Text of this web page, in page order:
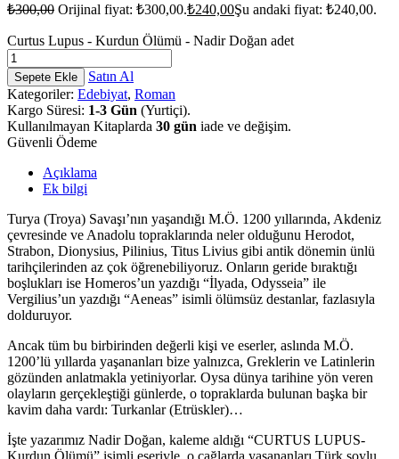
₺300,00 Orijinal fiyat: ₺300,00.₺240,00Şu andaki fiyat: ₺240,00.
Curtus Lupus - Kurdun Ölümü - Nadir Doğan adet
Sepete Ekle
Satın Al
Kategoriler: Edebiyat, Roman
Kargo Süresi: 1-3 Gün (Yurtiçi).
Kullanılmayan Kitaplarda 30 gün iade ve değişim.
Güvenli Ödeme
Açıklama
Ek bilgi
Turya (Troya) Savaşı’nın yaşandığı M.Ö. 1200 yıllarında, Akdeniz
çevresinde ve Anadolu topraklarında neler olduğunu Herodot,
Strabon, Dionysius, Pilinius, Titus Livius gibi antik dönemin ünlü
tarihçilerinden az çok öğrenebiliyoruz. Onların geride bıraktığı
boşlukları ise Homeros’un yazdığı “İlyada, Odysseia” ile
Vergilius’un yazdığı “Aeneas” isimli ölümsüz destanlar, fazlasıyla
dolduruyor.
Ancak tüm bu birbirinden değerli kişi ve eserler, aslında M.Ö.
1200’lü yıllarda yaşananları bize yalnızca, Greklerin ve Latinlerin
gözünden anlatmakla yetiniyorlar. Oysa dünya tarihine yön veren
olayların gerçekleştiği günlerde, o topraklarda bulunan başka bir
kavim daha vardı: Turkanlar (Etrüskler)…
İşte yazarımız Nadir Doğan, kaleme aldığı “CURTUS LUPUS-
Kurdun Ölümü” isimli eseriyle, o çağlarda yaşananları Türk soylu